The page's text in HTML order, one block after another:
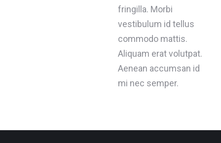
fringilla. Morbi
vestibulum id tellus
commodo mattis.
Aliquam erat volutpat.
Aenean accumsan id
mi nec semper.